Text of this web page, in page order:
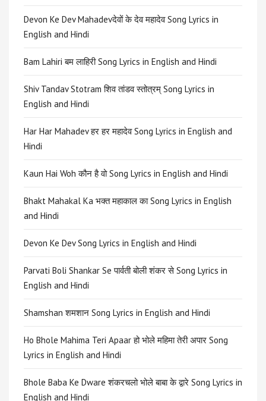
Devon Ke Dev Mahadevदेवों के देव महादेव Song Lyrics in
English and Hindi
Bam Lahiri बम लाहिरी Song Lyrics in English and Hindi
Shiv Tandav Stotram शिव तांडव स्तोत्रम् Song Lyrics in
English and Hindi
Har Har Mahadev हर हर महादेव Song Lyrics in English and
Hindi
Kaun Hai Woh कौन है वो Song Lyrics in English and Hindi
Bhakt Mahakal Ka भक्त महाकाल का Song Lyrics in English
and Hindi
Devon Ke Dev Song Lyrics in English and Hindi
Parvati Boli Shankar Se पार्वती बोली शंकर से Song Lyrics in
English and Hindi
Shamshan शमशान Song Lyrics in English and Hindi
Ho Bhole Mahima Teri Apaar हो भोले महिमा तेरी अपार Song
Lyrics in English and Hindi
Bhole Baba Ke Dware शंकरचलो भोले बाबा के द्वारे Song Lyrics in
English and Hindi